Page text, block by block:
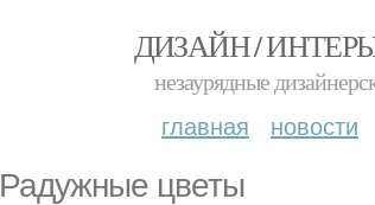
ДИЗАЙН /
незаурядные
главная новости
Радужные цветы